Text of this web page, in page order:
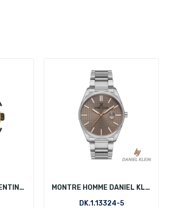
MONTRE HOMME VALENTINO ORLANDI VO.1.10008-2
MONTRE HOMME DANIEL KLEIN DK.1.13324-5
DK.1.13324-5